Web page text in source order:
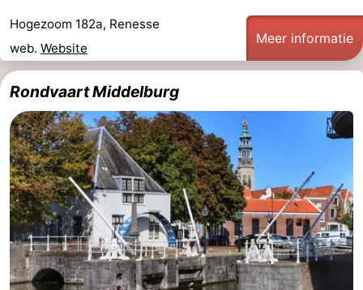
Hogezoom 182a, Renesse
web. Website
Meer informatie
Rondvaart Middelburg